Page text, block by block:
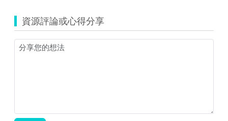
資源評論或心得分享